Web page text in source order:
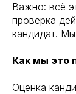
Важно: всё
проверка
кандидат.
Как мы это
Оценка